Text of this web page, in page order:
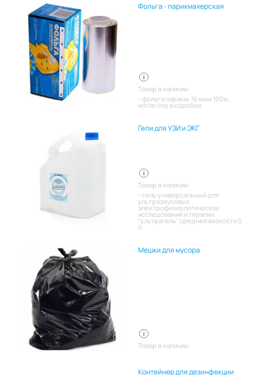
Фольга - парикмахерская
Товар в наличии:
фольга парикм. 16 мкм 100м.
white line в коробке
Гели для УЗИ и ЭКГ
Товар в наличии:
гель универсальный для
ультразвуковых,
электрофизиологических
исследований и терапии
"ультрагель" средней вязкости 5
л.
Мешки для мусора
Товар в наличии
Контейнер для дезинфекции